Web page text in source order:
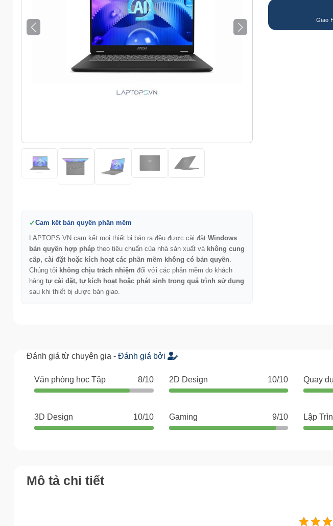
Cam kết bản quyền phần mềm
LAPTOPS.VN cam kết mọi thiết bị bán ra đều được cài đặt Windows
bản quyền hợp pháptheo tiêu chuẩn của nhà sản xuất và không cung
cấp, cài đặt hoặc kích hoạt các phần mềm không có bản quyền
Chúng tôi không chịu trách nhiệm đối với các phần mềm do khách
hàng tự cài đặt, tự kích hoạt hoặc phát sinh trong quá trình sử dụng
sau khi thiết bị được bàn giao.
Đánh giá từ chuyên gia - Đánh giá bởi
Văn phòng học Tập 8/10 2D Design 10/10 Quay
3D Design 10/10 Gaming 9/10 Lập
Mô tả chi tiết